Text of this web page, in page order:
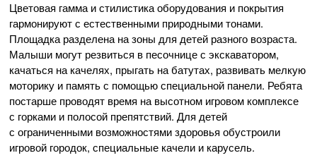
Цветовая гамма и стилистика оборудования и покрытия
гармонируют с естественными природными тонами.
Площадка разделена на зоны для детей разного возраста.
Малыши могут резвиться в песочнице с экскаватором,
качаться на качелях, прыгать на батутах, развивать мелкую
моторику и память с помощью специальной панели. Ребята
постарше проводят время на высотном игровом комплексе
с горками и полосой препятствий. Для детей
с ограниченными возможностями здоровья обустроили
игровой городок, специальные качели и карусель.